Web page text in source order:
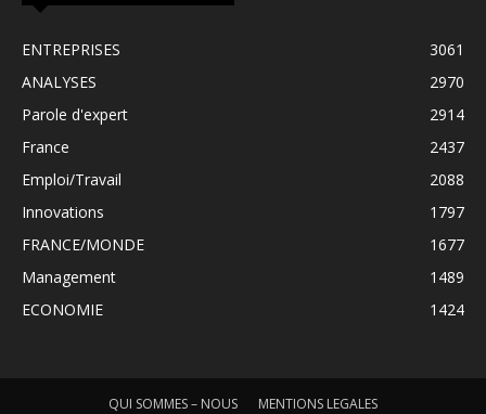
ENTREPRISES
3061
ANALYSES
2970
Parole d'expert
2914
France
2437
Emploi/Travail
2088
Innovations
1797
FRANCE/MONDE
1677
Management
1489
ECONOMIE
1424
QUI SOMMES – NOUS MENTIONS LEGALES